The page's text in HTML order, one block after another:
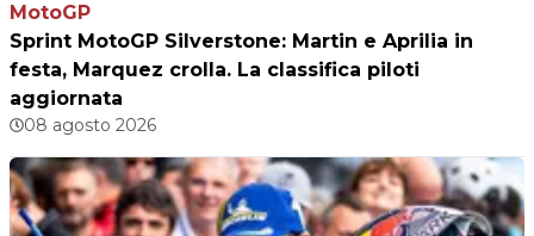
MotoGP
Sprint MotoGP Silverstone: Martin e Aprilia in
festa, Marquez crolla. La classifica piloti
aggiornata
08 agosto 2026